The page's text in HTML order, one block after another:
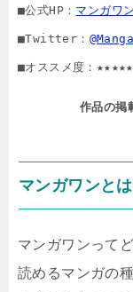
■公式HP： マンガワン
■Twitter：
■オススメ度：★★★★★
作品の掲
マンガワンとは
マンガワンって
読めるマンガの